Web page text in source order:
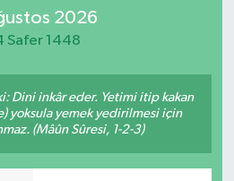
2026
Safer 1448
Dini inkâr eder. Yetimi itip kakan
yoksula yemek yedirilmesi için
(Mâûn Sûresi, 1-2-3)